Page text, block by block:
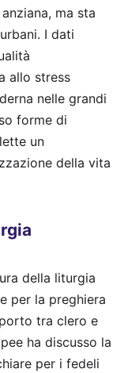
ma sta
I dati
allo stress
nelle grandi
forme di
un
della vita
della liturgia
per la preghiera
tra clero e
ha discusso la
per i fedeli